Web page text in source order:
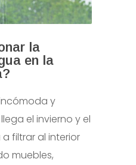
la
en la
y
el invierno y el
filtrar al interior
muebles,